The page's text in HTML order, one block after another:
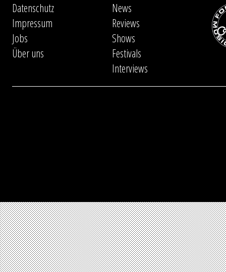
Datenschutz
Impressum
Jobs
Über uns
News
Reviews
Shows
Festivals
Interviews